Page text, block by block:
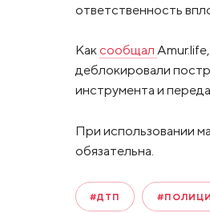
ответственность
Каксообщал
деблокировали
инструмента и
При использовании
обязательна.
#ДТП